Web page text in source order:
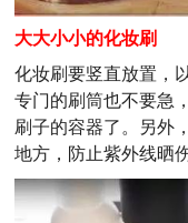
大大小小的化妆刷
化妆刷要竖直放置，
专门的刷筒也不要急
刷子的容器了。另外
地方，防止紫外线晒